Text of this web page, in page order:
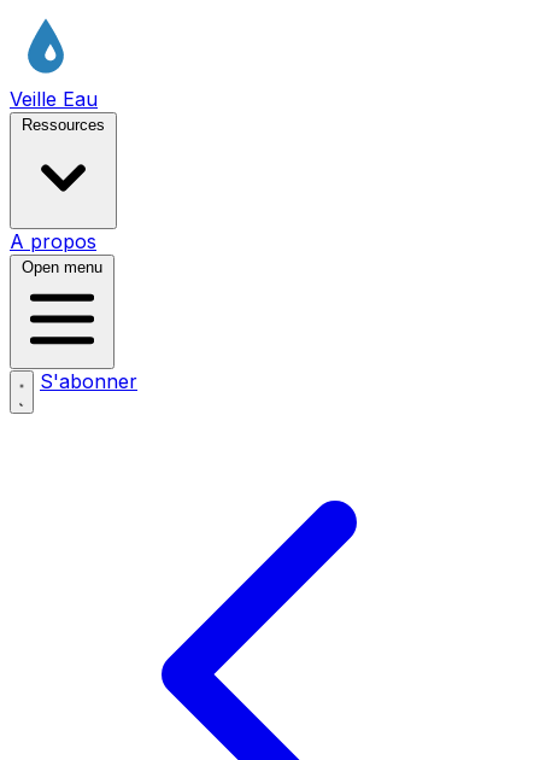
Veille Eau
Ressources
A propos
Open menu
S'abonner